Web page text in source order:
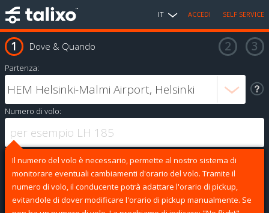
IT ACCEDI SELF SERVICE
Dove & Quando
Partenza:
Numero di volo:
Il numero del volo è necessario, permette al nostro sistema di
monitorare eventuali cambiamenti d'orario del volo. Tramite il
numero di volo, il conducente potrà adattare l'orario di pickup,
evitandole di dover modificare l'orario di pickup manualmente. Se